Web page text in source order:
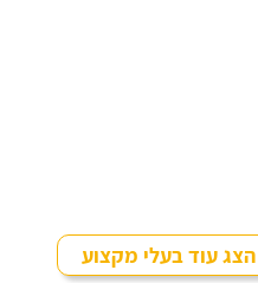
הצג עוד בעלי מקצוע